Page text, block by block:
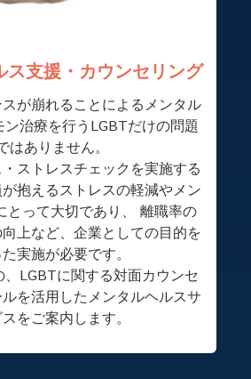
ス支援・カウンセリング
が崩れることによるメンタル
治療を行うLGBTだけの問題
はありません。
ストレスチェックを実施する
抱えるストレスの軽減やメン
とって大切であり、 離職率の
上など、企業としての目的を
実施が必要です。
LGBTに関する対面カウンセ
を活用したメンタルヘルスサ
をご案内します。